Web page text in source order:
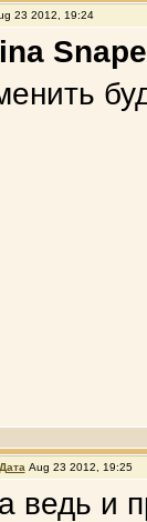
23 2012, 19:24
Дата Aug 23 2012, 19:25
а ведь и